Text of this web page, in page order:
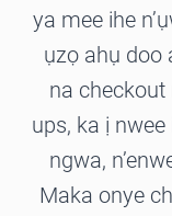
ya mee ihe
ụzọ ahụ doo
na
ups, ka ị
ngwa,
Maka onye